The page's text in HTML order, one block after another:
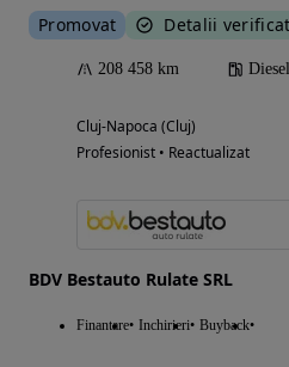
Promovat Detalii
208 458 km Diesel
Cluj-Napoca (Cluj)
Profesionist • Reactualizat
BDV Bestauto Rulate SRL
Finantare Inchirieri Buyback